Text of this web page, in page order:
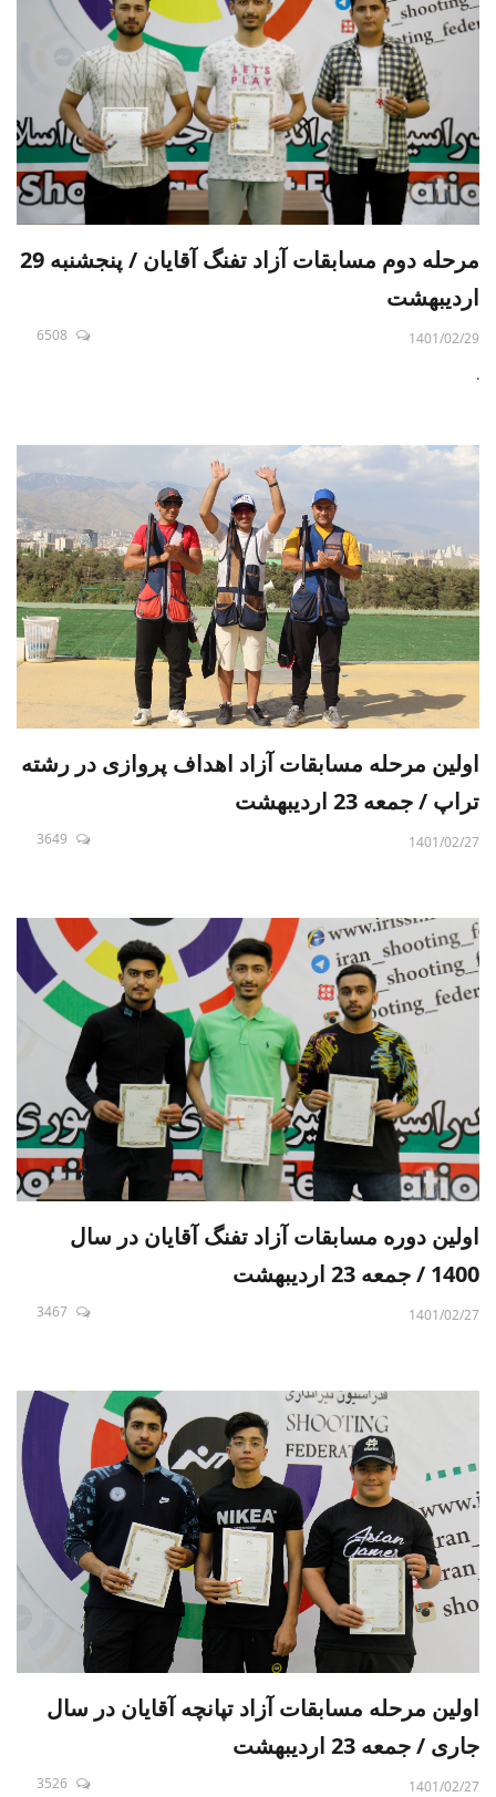
مرحله دوم مسابقات آزاد تفنگ آقایان / پنجشنبه 29
اردیبهشت
1401/02/29
6508
.
اولین مرحله مسابقات آزاد اهداف پروازی در رشته
تراپ / جمعه 23 اردیبهشت
1401/02/27
3649
اولین دوره مسابقات آزاد تفنگ آقایان در سال
1400 / جمعه 23 اردیبهشت
1401/02/27
3467
اولین مرحله مسابقات آزاد تپانچه آقایان در سال
جاری / جمعه 23 اردیبهشت
1401/02/27
3526